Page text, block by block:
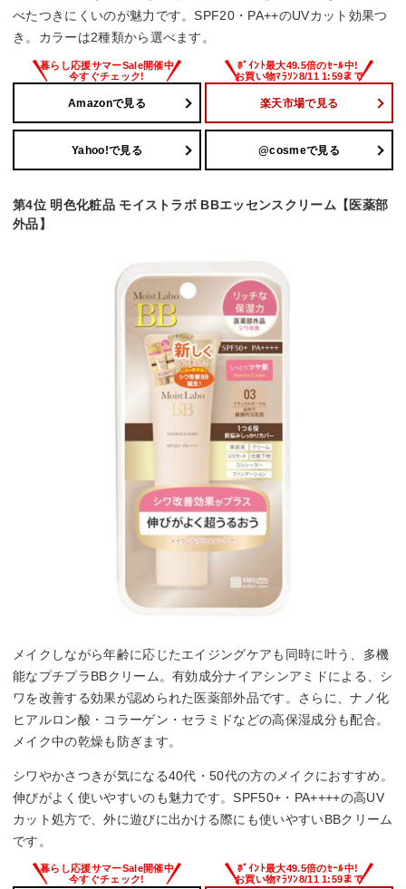
べたつきにくいのが魅力です。SPF20・PA++のUVカット効果つ
き。カラーは2種類から選べます。
Amazonで見る 楽天市場で見る
Yahoo!で見る @cosmeで見る
第4位 明色化粧品 モイストラボ BBエッセンスクリーム【医薬部
外品】
メイクしながら年齢に応じたエイジングケアも同時に叶う、多機
能なプチプラBBクリーム。有効成分ナイアシンアミドによる、シ
ワを改善する効果が認められた医薬部外品です。さらに、ナノ化
ヒアルロン酸・コラーゲン・セラミドなどの高保湿成分も配合。
メイク中の乾燥も防ぎます。
シワやかさつきが気になる40代・50代の方のメイクにおすすめ。
伸びがよく使いやすいのも魅力です。SPF50+・PA++++の高UV
カット処方で、外に遊びに出かける際にも使いやすいBBクリーム
です。